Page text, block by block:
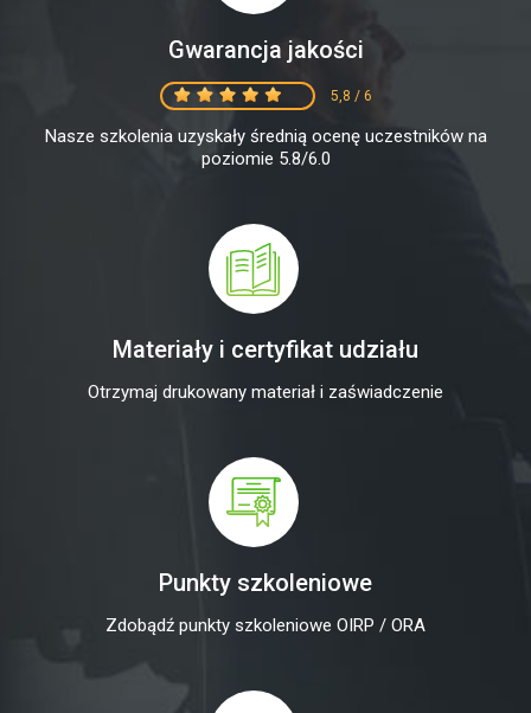
Gwarancja jakości
5,8 / 6
Nasze szkolenia uzyskały średnią ocenę uczestników na
poziomie 5.8/6.0
Materiały i certyfikat udziału
Otrzymaj drukowany materiał i zaświadczenie
Punkty szkoleniowe
Zdobądź punkty szkoleniowe OIRP / ORA